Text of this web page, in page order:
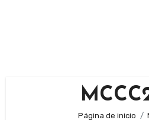
Página de inicio